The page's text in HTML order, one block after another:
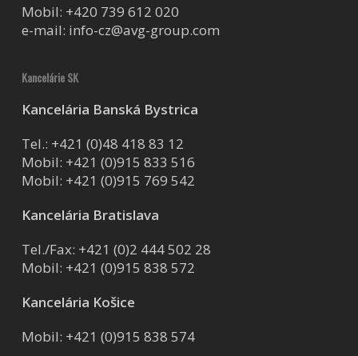
Mobil: +420 739 612 020
e-mail: info-cz@avg-group.com
Kancelárie SK
Kancelária Banská Bystrica
Tel.: +421 (0)48 418 83 12
Mobil: +421 (0)915 833 516
Mobil: +421 (0)915 769 542
Kancelária Bratislava
Tel./Fax: +421 (0)2 444 502 28
Mobil: +421 (0)915 838 572
Kancelária Košice
Mobil: +421 (0)915 838 574